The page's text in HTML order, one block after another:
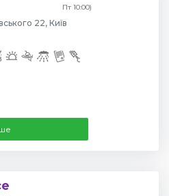
Пт 10:00)
22, Київ